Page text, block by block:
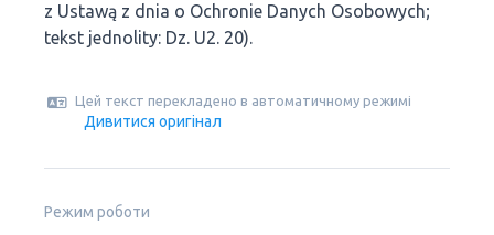
z Ustawą z dnia o Ochronie Danych Osobowych;
tekst jednolity: Dz. U2. 20).
Цей текст перекладено в автоматичному режимі
Дивитися оригінал
Режим роботи